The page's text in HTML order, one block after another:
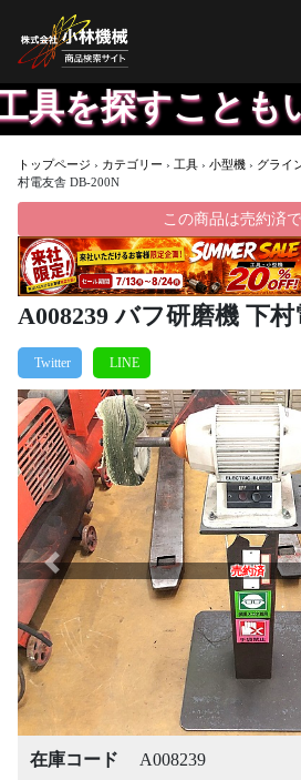
こともいた
トップページ › カテゴリー › 工具 › 小型機 › グライ
村電友舎 DB-200N
この商品は売約済で
A008239 バフ研磨機 下
売約済
Previous
在庫コード
A008239